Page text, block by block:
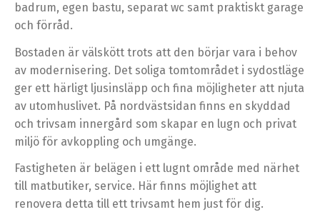
badrum, egen bastu, separat wc samt praktiskt garage
och förråd.
Bostaden är välskött trots att den börjar vara i behov
av modernisering. Det soliga tomtområdet i sydostläge
ger ett härligt ljusinsläpp och fina möjligheter att njuta
av utomhuslivet. På nordvästsidan finns en skyddad
och trivsam innergård som skapar en lugn och privat
miljö för avkoppling och umgänge.
Fastigheten är belägen i ett lugnt område med närhet
till matbutiker, service. Här finns möjlighet att
renovera detta till ett trivsamt hem just för dig.